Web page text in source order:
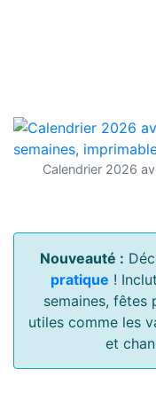
Calendrier 2026
Nouveauté :
pratique !
semaines, fêtes
utiles comme les
et